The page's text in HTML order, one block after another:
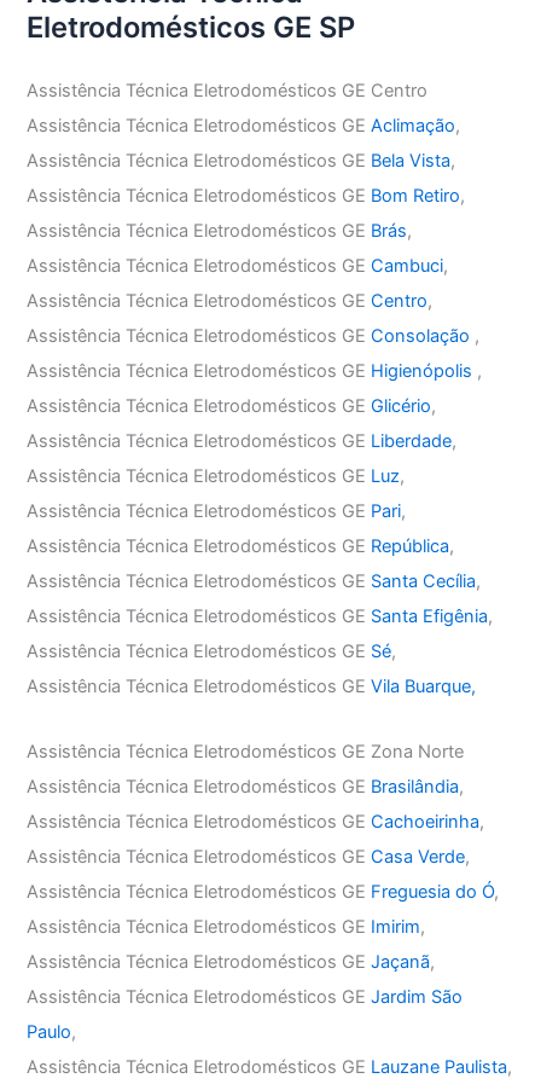
Eletrodomésticos GE SP
Assistência Técnica Eletrodomésticos GE Centro
Assistência Técnica Eletrodomésticos GEAclimação,
Assistência Técnica Eletrodomésticos GE Bela Vista,
Assistência Técnica Eletrodomésticos GE Bom Retiro,
Assistência Técnica Eletrodomésticos GE Brás,
Assistência Técnica Eletrodomésticos GECambuci,
Assistência Técnica Eletrodomésticos GECentro,
Assistência Técnica Eletrodomésticos GEConsolação ,
Assistência Técnica Eletrodomésticos GE Higienópolis ,
Assistência Técnica Eletrodomésticos GEGlicério,
Assistência Técnica Eletrodomésticos GE Liberdade,
Assistência Técnica Eletrodomésticos GE Luz,
Assistência Técnica Eletrodomésticos GE Pari,
Assistência Técnica Eletrodomésticos GE República,
Assistência Técnica Eletrodomésticos GE Santa Cecília,
Assistência Técnica Eletrodomésticos GE Santa Efigênia,
Assistência Técnica Eletrodomésticos GE Sé,
Assistência Técnica Eletrodomésticos GEVila Buarque,
Assistência Técnica Eletrodomésticos GE Zona Norte
Assistência Técnica Eletrodomésticos GE Brasilândia,
Assistência Técnica Eletrodomésticos GECachoeirinha,
Assistência Técnica Eletrodomésticos GECasa Verde,
Assistência Técnica Eletrodomésticos GE Freguesia do Ó,
Assistência Técnica Eletrodomésticos GE Imirim,
Assistência Técnica Eletrodomésticos GEJaçanã,
Assistência Técnica Eletrodomésticos GEJardim São
Paulo,
Assistência Técnica Eletrodomésticos GE Lauzane Paulista,